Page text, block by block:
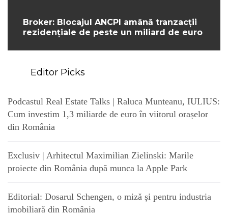
Broker: Blocajul ANCPI amână tranzacții
rezidențiale de peste un miliard de euro
Editor Picks
Podcastul Real Estate Talks | Raluca Munteanu, IULIUS:
Cum investim 1,3 miliarde de euro în viitorul orașelor
din România
Exclusiv | Arhitectul Maximilian Zielinski: Marile
proiecte din România după munca la Apple Park
Editorial: Dosarul Schengen, o miză și pentru industria
imobiliară din România